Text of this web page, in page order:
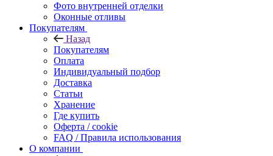
Фото внутренней отделки
Оконные отливы
Покупателям
Назад
Покупателям
Оплата
Индивидуальный подбор
Доставка
Статьи
Хранение
Где купить
Оферта / cookie
FAQ / Правила использования
О компании